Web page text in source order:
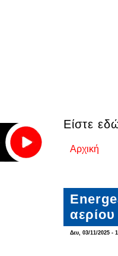
Είστε
Αρχική
Δευ, 03/11/2025 -